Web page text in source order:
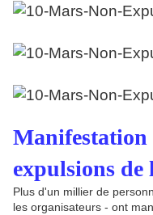
Manifestation
expulsions de
Plus d'un millier de
les organisateurs - ont